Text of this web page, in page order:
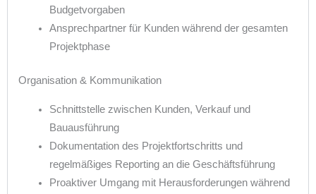
Budgetvorgaben
Ansprechpartner für Kunden während der gesamten
Projektphase
Organisation & Kommunikation
Schnittstelle zwischen Kunden, Verkauf und
Bauausführung
Dokumentation des Projektfortschritts und
regelmäßiges Reporting an die Geschäftsführung
Proaktiver Umgang mit Herausforderungen während